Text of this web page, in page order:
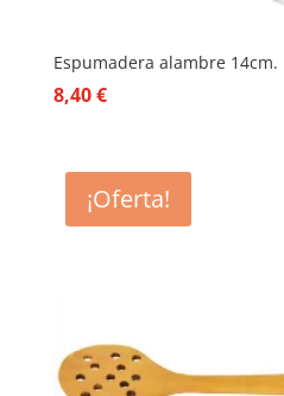
Espumadera alambre 14cm.
8,40€
¡Oferta!